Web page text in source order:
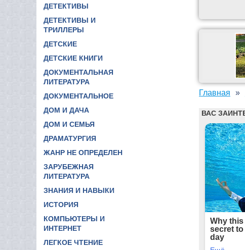
ДЕТЕКТИВЫ
ДЕТЕКТИВЫ И
ТРИЛЛЕРЫ
ДЕТСКИЕ
ДЕТСКИЕ КНИГИ
ДОКУМЕНТАЛЬНАЯ
ЛИТЕРАТУРА
ДОКУМЕНТАЛЬНОЕ
ДОМ И ДАЧА
ДОМ И СЕМЬЯ
ДРАМАТУРГИЯ
ЖАНР НЕ ОПРЕДЕЛЕН
ЗАРУБЕЖНАЯ
ЛИТЕРАТУРА
ЗНАНИЯ И НАВЫКИ
ИСТОРИЯ
КОМПЬЮТЕРЫ И
ИНТЕРНЕТ
ЛЕГКОЕ ЧТЕНИЕ
Главная